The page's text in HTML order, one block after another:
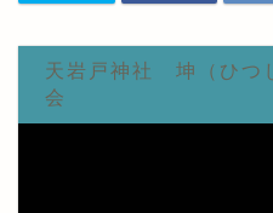
天岩戸神社 坤（ひつ
会